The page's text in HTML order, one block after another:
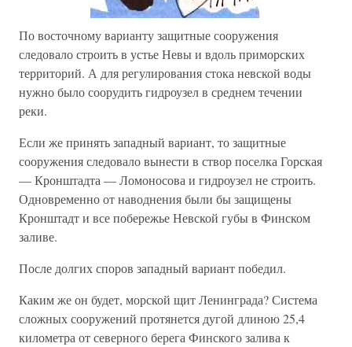
По восточному варианту защитные сооружения
следовало строить в устье Невы и вдоль приморских
территорий. А для регулирования стока невской воды
нужно было соорудить гидроузел в среднем течении
реки.
Если же принять западный вариант, то защитные
сооружения следовало вынести в створ поселка Горская
— Кронштадта — Ломоносова и гидроузел не строить.
Одновременно от наводнения были бы защищены
Кронштадт и все побережье Невской губы в Финском
заливе.
После долгих споров западный вариант победил.
Каким же он будет, морской щит Ленинграда? Система
сложных сооружений протянется дугой длиною 25,4
километра от северного берега Финского залива к